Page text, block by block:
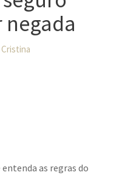
negada
as regras do